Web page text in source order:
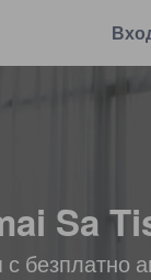
Sa
безплатно